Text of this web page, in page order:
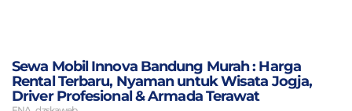
Sewa Mobil Innova Bandung Murah : Harga
Rental Terbaru, Nyaman untuk Wisata Jogja,
Driver Profesional & Armada Terawat